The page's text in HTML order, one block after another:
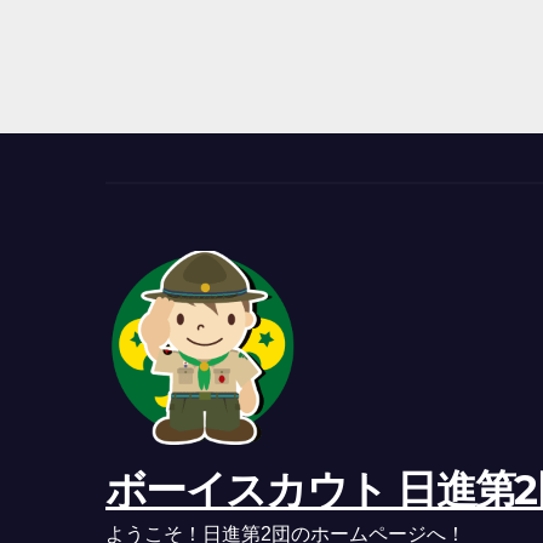
ボーイスカウト 日進第
ようこそ！日進第2団のホームページへ！